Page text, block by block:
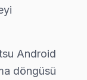
Desteği
TV Servis
Android
döngüsü